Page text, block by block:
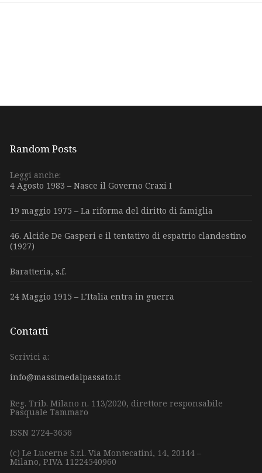
Random Posts
Leggi anche:
4 Agosto 1983 – Nasce il Governo Craxi I
19 maggio 1975 – La riforma del diritto di famiglia
46. Alcide De Gasperi e il tentativo di espatrio clandestino
(1927)
Baratteria, s.f.
24 Maggio 1915 – L’Italia entra in guerra
Contatti
Scrivici a:
info@massimedalpassato.it
Reg. Trib. Milano n. 113/2020, direttore responsabile
Pasquale Tammaro
ISSN 2724-3656
(c) Le Lucerne S.r.l. Via Montecatini, 14, 20144 –
Milano, P.IVA 11224540960